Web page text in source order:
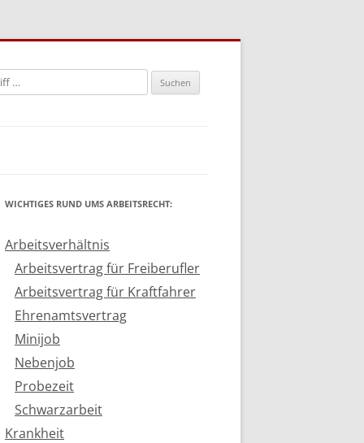
WICHTIGES RUND UMS ARBEITSRECHT:
Arbeitsverhältnis
Arbeitsvertrag für Freiberufler
Arbeitsvertrag für Kraftfahrer
Ehrenamtsvertrag
Minijob
Nebenjob
Probezeit
Schwarzarbeit
Krankheit